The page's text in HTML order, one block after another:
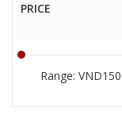
PRICE
Range: